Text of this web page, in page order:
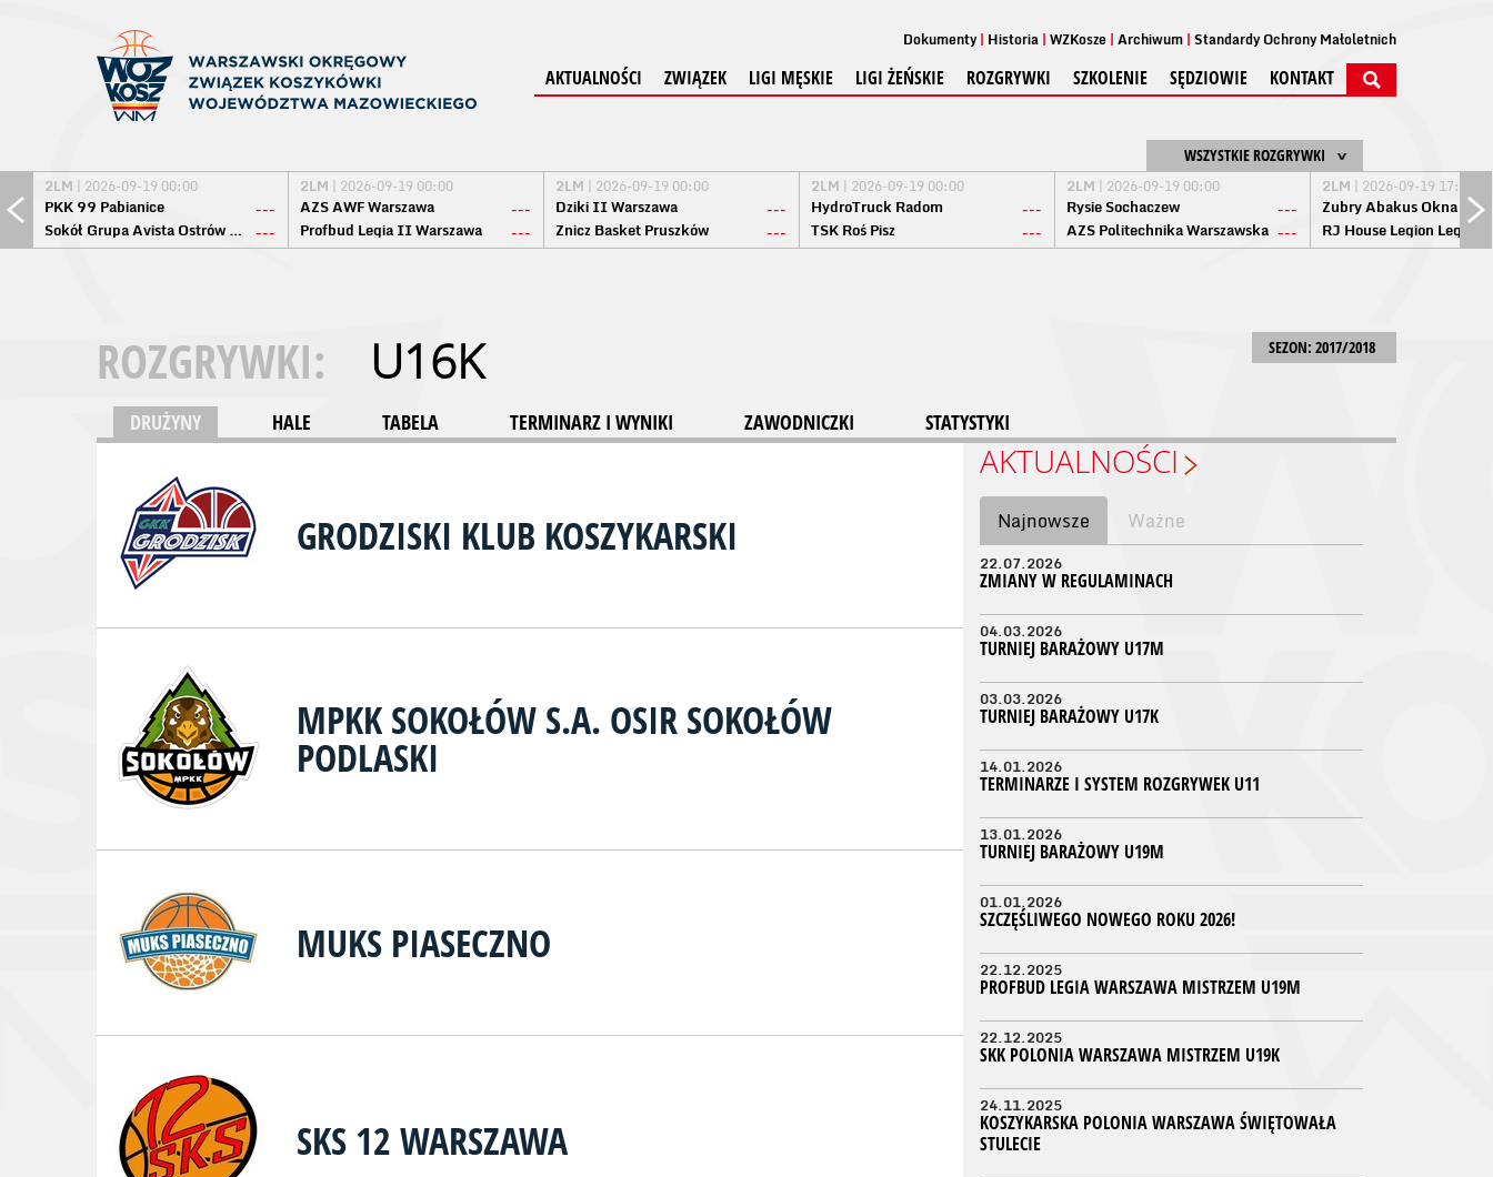
Dokumenty Historia WZKosze Archiwum Standardy Ochrony Małoletnich
AKTUALNOŚCI ZWIĄZEK LIGI MĘSKIE LIGI ŻEŃSKIE ROZGRYWKI SZKOLENIE SĘDZIOWIE KONTAKT
WSZYSTKIE ROZGRYWKI
2LM | 2026-09-19 00:00
PKK 99 Pabianice
---
Sokół Grupa Avista Ostrów Maz. ---
2LM | 2026-09-19 00:00
AZS AWF Warszawa
---
Profbud Legia II Warszawa
---
2LM | 2026-09-19 00:00
Dziki II Warszawa
---
Znicz Basket Pruszków
---
2LM | 2026-09-19 00:00
HydroTruck Radom
---
TSK Roś Pisz
---
2LM | 2026-09-19 00:00
Rysie Sochaczew
---
AZS Politechnika Warszawska ---
2LM | 2026-09-19 17:00
Żubry Abakus Okna
RJ House Legion
SEZON: 2017/2018
ROZGRYWKI: U16K
DRUŻYNY HALE TABELA TERMINARZ I WYNIKI ZAWODNICZKI STATYSTYKI
GRODZISKI KLUB KOSZYKARSKI
MPKK SOKOŁÓW S.A. OSIR SOKOŁÓW
PODLASKI
MUKS PIASECZNO
SKS 12 WARSZAWA
AKTUALNOŚCI
Najnowsze Ważne
22.07.2026
ZMIANY W REGULAMINACH
04.03.2026
TURNIEJ BARAŻOWY U17M
03.03.2026
TURNIEJ BARAŻOWY U17K
14.01.2026
TERMINARZE I SYSTEM ROZGRYWEK U11
13.01.2026
TURNIEJ BARAŻOWY U19M
01.01.2026
SZCZĘŚLIWEGO NOWEGO ROKU 2026!
22.12.2025
PROFBUD LEGIA WARSZAWA MISTRZEM U19M
22.12.2025
SKK POLONIA WARSZAWA MISTRZEM U19K
24.11.2025
KOSZYKARSKA POLONIA WARSZAWA ŚWIĘTOWAŁA
STULECIE